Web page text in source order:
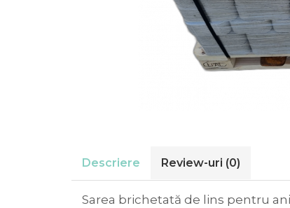
Descriere Review-uri (0)
Sarea brichetată de lins pentru